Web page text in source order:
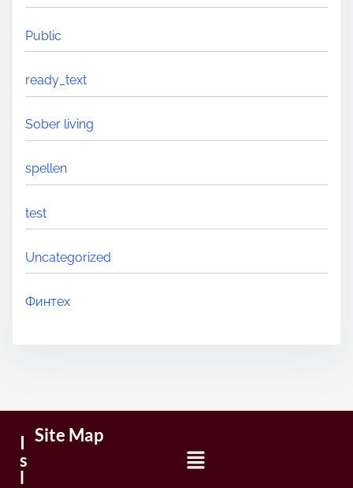
Public
ready_text
Sober living
spellen
test
Uncategorized
Финтех
I
s
l
Site Map